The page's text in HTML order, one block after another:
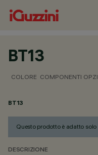
BT13
COLORE COMPONENTI
BT13
Questo prodotto è adatto
DESCRIZIONE